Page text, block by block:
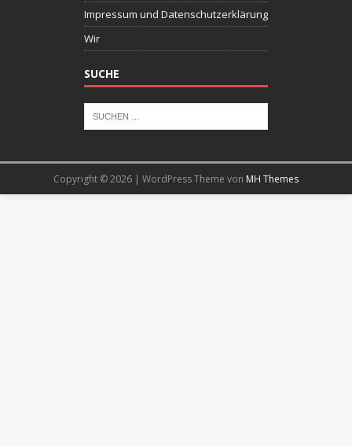
Impressum und Datenschutzerklärung
Wir
SUCHE
Copyright © 2026 | WordPress Theme von MH Themes